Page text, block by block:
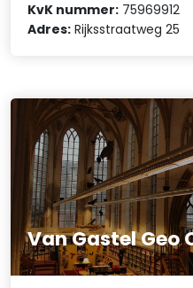
KvK nummer: 75969912
Adres: Rijksstraatweg 25
Van Gastel Geo